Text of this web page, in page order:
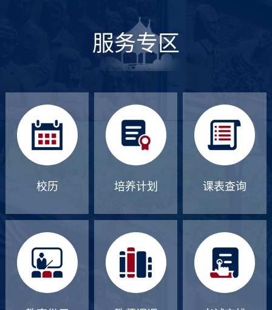
服务专区
校历 培养计划 课表查询